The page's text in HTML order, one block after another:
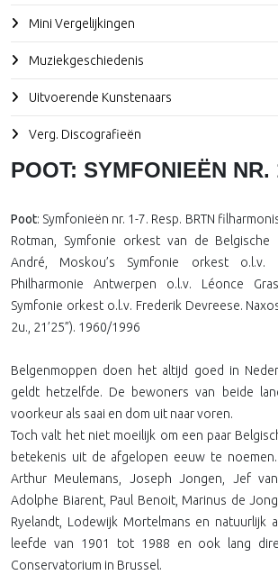
Mini Vergelijkingen
Muziekgeschiedenis
Uitvoerende Kunstenaars
Verg. Discografieën
POOT: SYMFONIEËN NR.
Poot: Symfonieën nr. 1-7. Resp. BRTN
Rotman, Symfonie orkest van de Belgische
André, Moskou’s Symfonie orkest o.l.v.
Philharmonie Antwerpen o.l.v. Léonce
Symfonie orkest o.l.v. Frederik Devreese.
2u., 21’25”). 1960/1996
Belgenmoppen doen het altijd goed in
geldt hetzelfde. De bewoners van beide
voorkeur als saai en dom uit naar voren.
Toch valt het niet moeilijk om een paar
betekenis uit de afgelopen eeuw te
Arthur Meulemans, Joseph Jongen, Jef
Adolphe Biarent, Paul Benoit, Marinus de
Ryelandt, Lodewijk Mortelmans en natuurlijk
leefde van 1901 tot 1988 en ook lang
Conservatorium in Brussel.